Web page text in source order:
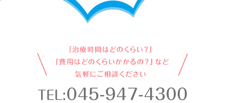
TEL:045-947-4300